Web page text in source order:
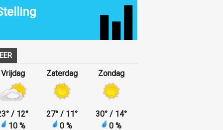
Vrijdag
° / 12°
10 %
Zaterdag
27° / 11 °
0 %
Zondag
30° / 14°
0 %